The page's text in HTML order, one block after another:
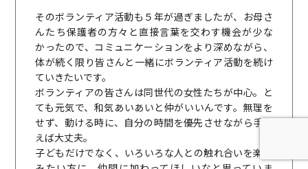
そのボランティア活動も５年が過ぎましたが、お母さ
んたち保護者の方々と直接言葉を交わす機会が少な
かったので、コミュニケーションをより深めながら、
体が続く限り皆さんと一緒にボランティア活動を続け
ていきたいです。
ボランティアの皆さんは同世代の女性たちが中心。と
ても元気で、和気あいあいと仲がいいんです。無理を
せず、動ける時に、自分の時間を優先させながら手伝
えば大丈夫。
子どもだけでなく、いろいろな人との触れ合いを楽し